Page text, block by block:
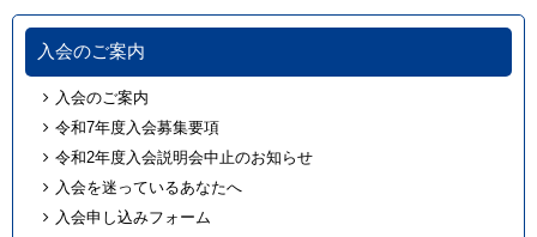
入会のご案内
入会のご案内
令和7年度入会募集要項
令和2年度入会説明会中止のお知らせ
入会を迷っているあなたへ
入会申し込みフォーム